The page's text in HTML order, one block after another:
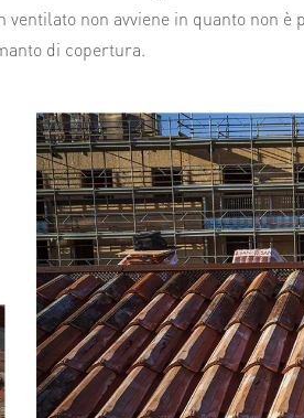
non avviene in quanto non è
di copertura.